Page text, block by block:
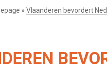
» Vlaanderen bevordert